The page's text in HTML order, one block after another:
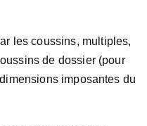
les coussins, multiples,
de dossier (pour
imposantes du